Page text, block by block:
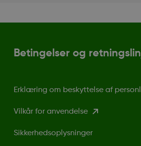
Betingelser og
Erklæring om beskyttelse af
Vilkår for anvendelse
Sikkerhedsoplysninger